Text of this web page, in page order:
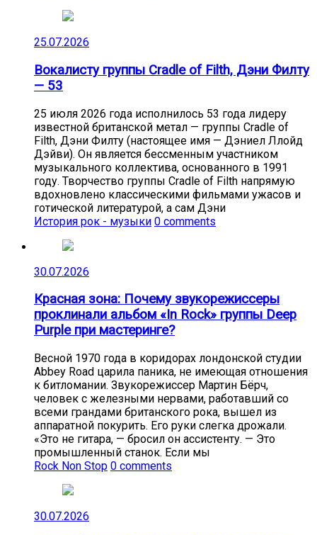
25.07.2026
Вокалисту группы Cradle of Filth, Дэни Филту
— 53
25 июля 2026 года исполнилось 53 года лидеру
известной британской метал — группы Cradle of
Filth, Дэни Филту (настоящее имя — Дэниел Ллойд
Дэйви). Он является бессменным участником
музыкального коллектива, основанного в 1991
году. Творчество группы Cradle of Filth напрямую
вдохновлено классическими фильмами ужасов и
готической литературой, а сам Дэни
История рок - музыки 0 comments
30.07.2026
Красная зона: Почему звукорежиссеры
проклинали альбом «In Rock» группы Deep
Purple при мастеринге?
Весной 1970 года в коридорах лондонской студии
Abbey Road царила паника, не имеющая отношения
к битломании. Звукорежиссер Мартин Бёрч,
человек с железными нервами, работавший со
всеми грандами британского рока, вышел из
аппаратной покурить. Его руки слегка дрожали.
«Это не гитара, — бросил он ассистенту. — Это
промышленный станок. Если мы
Rock Non Stop 0 comments
30.07.2026